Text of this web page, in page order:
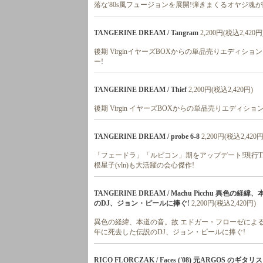
落な'80s風フュージョンを展開!弾きまくるオヤジ魂
TANGERINE DREAM / Tangram 2,200円(税込2,420
後期 VirginイヤーズBOXからの単品売りエディショ
ー!
TANGERINE DREAM / Thief 2,200円(税込2,420円)
後期 Virgin イヤーズBOXからの単品売りエディショ
TANGERINE DREAM / probe 6-8 2,200円(税込2,420
「フェードラ」「ルビコン」期をアップデート!現
根星子(vln)も大活躍の会心傑作!
TANGERINE DREAM / Machu Picchu 異色の経緯、
のDJ、ジョン・ピールに捧ぐ! 2,200円(税込2,420円)
異色の経緯、本道の音。故 エドガー・フローゼによ
年に死去した伝説のDJ、ジョン・ピールに捧ぐ!
RICO FLORCZAK / Faces ('08) 元ARGOS のギタリ